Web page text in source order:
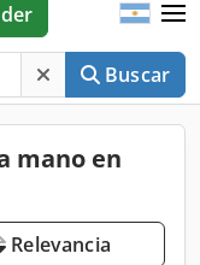
Buscar
mano en
Relevancia